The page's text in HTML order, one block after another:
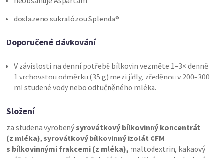
doslazeno sukralózou Splenda®
Doporučené dávkování
V závislosti na denní potřebě bílkovin vezměte 1–3× denně
1 vrchovatou odměrku (35 g) mezi jídly, zředěnou v 200–300
ml studené vody nebo odtučněného mléka.
Složení
za studena vyrobenýsyrovátkový bílkovinný koncentrát
(z mléka),syrovátkový bílkovinný izolát CFM
s bílkovinnými frakcemi (z mléka), maltodextrin, kakaový